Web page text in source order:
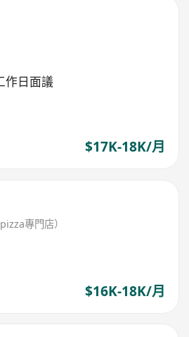
作日面議
$17K-18K/月
專門店）
$16K-18K/月